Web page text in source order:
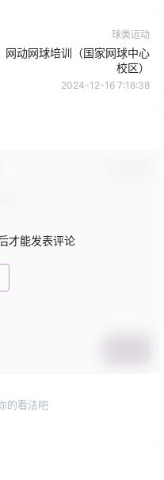
球类运动
网动网球培训（国家网球中心
校区）
2024-12-16 7:18:38
才能发表评论
的看法吧